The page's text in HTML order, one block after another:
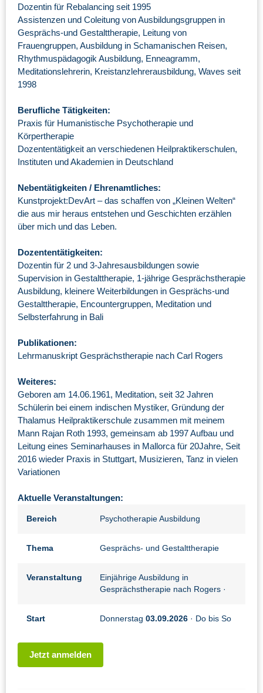
Dozentin für Rebalancing seit 1995
Assistenzen und Coleitung von Ausbildungsgruppen in
Gesprächs-und Gestalttherapie, Leitung von
Frauengruppen, Ausbildung in Schamanischen Reisen,
Rhythmuspädagogik Ausbildung, Enneagramm,
Meditationslehrerin, Kreistanzlehrerausbildung, Waves seit
1998
Berufliche Tätigkeiten:
Praxis für Humanistische Psychotherapie und
Körpertherapie
Dozententätigkeit an verschiedenen Heilpraktikerschulen,
Instituten und Akademien in Deutschland
Nebentätigkeiten / Ehrenamtliches:
Kunstprojekt:DevArt – das schaffen von „Kleinen Welten“
die aus mir heraus entstehen und Geschichten erzählen
über mich und das Leben.
Dozententätigkeiten:
Dozentin für 2 und 3-Jahresausbildungen sowie
Supervision in Gestalttherapie, 1-jährige Gesprächstherapie
Ausbildung, kleinere Weiterbildungen in Gesprächs-und
Gestalttherapie, Encountergruppen, Meditation und
Selbsterfahrung in Bali
Publikationen:
Lehrmanuskript Gesprächstherapie nach Carl Rogers
Weiteres:
Geboren am 14.06.1961, Meditation, seit 32 Jahren
Schülerin bei einem indischen Mystiker, Gründung der
Thalamus Heilpraktikerschule zusammen mit meinem
Mann Rajan Roth 1993, gemeinsam ab 1997 Aufbau und
Leitung eines Seminarhauses in Mallorca für 20Jahre, Seit
2016 wieder Praxis in Stuttgart, Musizieren, Tanz in vielen
Variationen
Aktuelle Veranstaltungen:
Bereich Psychotherapie Ausbildung
Thema Gesprächs- und Gestalttherapie
Veranstaltung
Einjährige Ausbildung in
Gesprächstherapie nach Rogers ·
Start Donnerstag 03.09.2026 · Do bis So
Jetzt anmelden